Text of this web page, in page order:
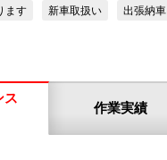
ます 新車取扱い 出張納車
ス
作業実績